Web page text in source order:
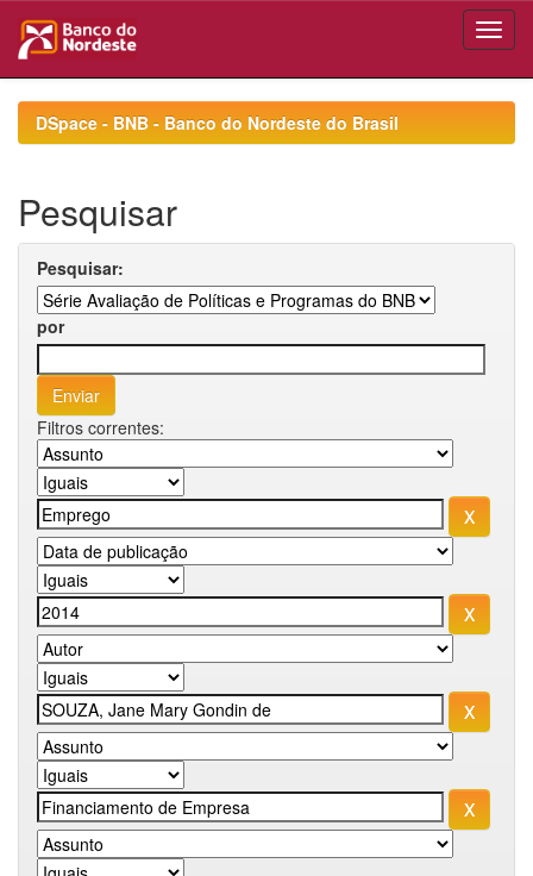
navigationDSpace - BNB - Banco do Nordeste do Brasil
Pesquisar
Pesquisar:
por
Filtros correntes: